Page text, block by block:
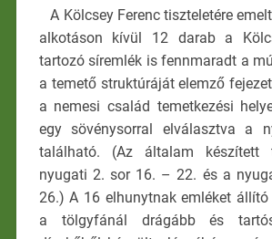
A Kölcsey Ferenc tiszteletére
alkotáson kívül 12 darab a
tartozó síremlék is fennmaradt a
a temető struktúráját elemző
a nemesi család temetkezési
egy sövénysorral elválasztva a
található. (Az általam készített
nyugati 2. sor 16. – 22. és a
26.) A 16 elhunytnak emléket
a tölgyfánál drágább és